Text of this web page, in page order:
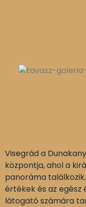
Visegrád a
központja, ahol a
panoráma
értékek és az
látogató számára